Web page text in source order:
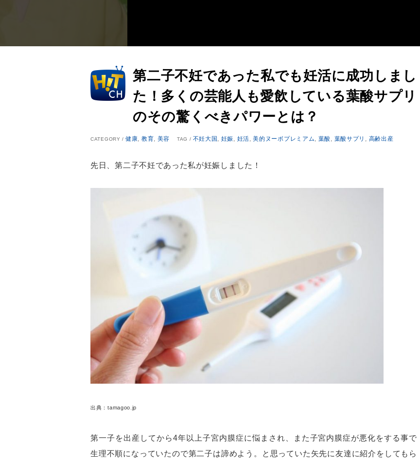
第二子不妊であった私でも妊活に成功しまし
た！多くの芸能人も愛飲している葉酸サプリ
のその驚くべきパワーとは？
CATEGORY / 健康, 教育, 美容 TAG / 不妊大国 , 妊娠, 妊活,美的ヌーボプレミアム, 葉酸 , 葉酸サプリ , 高齢出産
先日、第二子不妊であった私が妊娠しました！
出典：tamagoo.jp
第一子を出産してから4年以上子宮内膜症に悩まされ、また子宮内膜症が悪化をする事で
生理不順になっていたので第二子は諦めよう。と思っていた矢先に友達に紹介をしてもら